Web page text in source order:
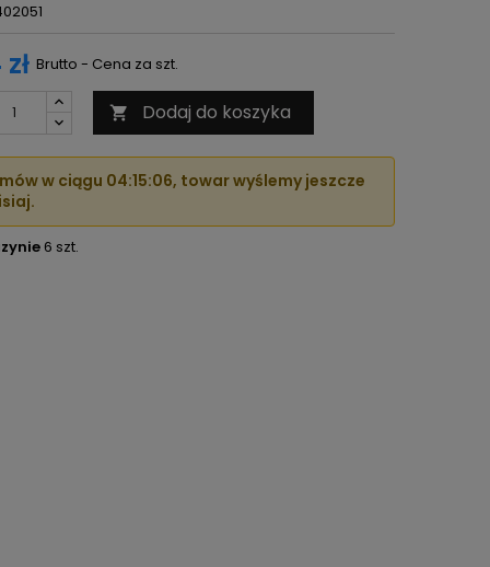
Brutto - Cena za szt.
 Dodaj do koszyka
w ciągu 04:15:05, towar wyślemy jeszcze
6 szt.